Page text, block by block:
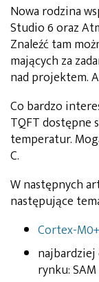
Nowa rodzina
Studio 6 oraz
Znaleźć tam
mających za
nad projektem.
Co bardzo
TQFT dostępne
temperatur.
C.
W następnych
następujące
Cortex-
rynku: SAM